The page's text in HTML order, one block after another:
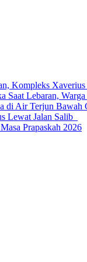
Kompleks
Saat Lebaran,
di Air Terjun Bawah
Lewat Jalan Salib
Prapaskah 2026